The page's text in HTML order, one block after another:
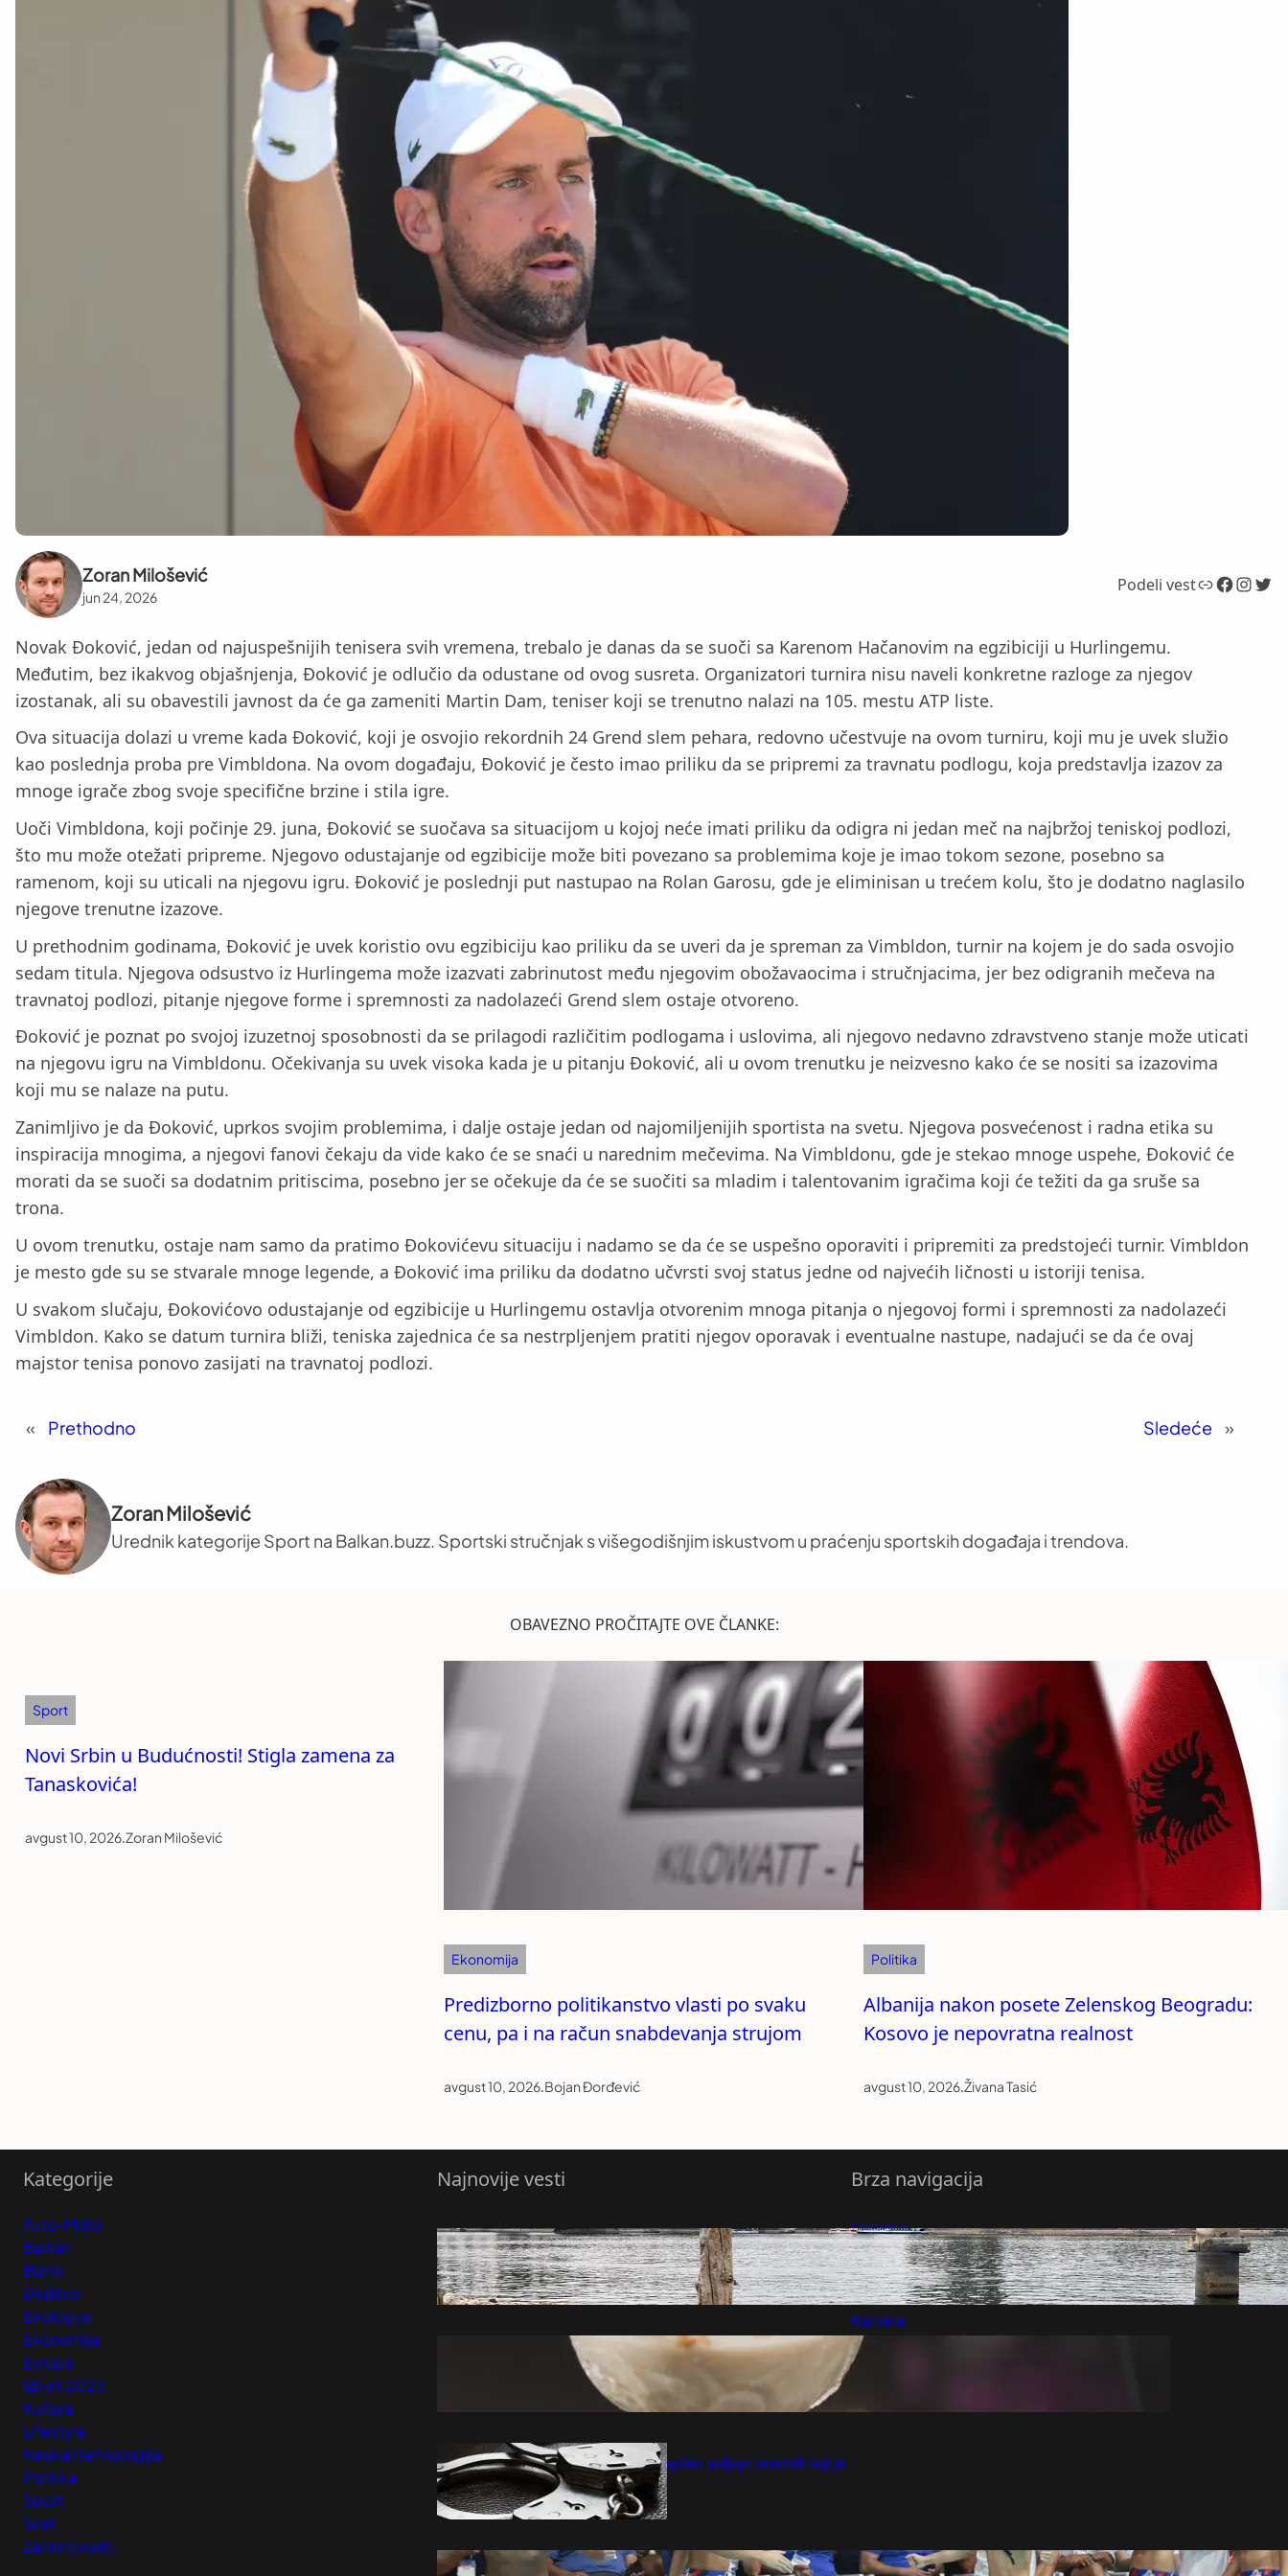
Zoran Milošević
jun 24, 2026
Podeli vestLink Facebook InstagramTwitter
Novak Đoković, jedan od najuspešnijih tenisera svih vremena, trebalo je danas da se suoči sa Karenom Hačanovim na egzibiciji u Hurlingemu.
Međutim, bez ikakvog objašnjenja, Đoković je odlučio da odustane od ovog susreta. Organizatori turnira nisu naveli konkretne razloge za njegov
izostanak, ali su obavestili javnost da će ga zameniti Martin Dam, teniser koji se trenutno nalazi na 105. mestu ATP liste.
Ova situacija dolazi u vreme kada Đoković, koji je osvojio rekordnih 24 Grend slem pehara, redovno učestvuje na ovom turniru, koji mu je uvek služio
kao poslednja proba pre Vimbldona. Na ovom događaju, Đoković je često imao priliku da se pripremi za travnatu podlogu, koja predstavlja izazov za
mnoge igrače zbog svoje specifične brzine i stila igre.
Uoči Vimbldona, koji počinje 29. juna, Đoković se suočava sa situacijom u kojoj neće imati priliku da odigra ni jedan meč na najbržoj teniskoj podlozi,
što mu može otežati pripreme. Njegovo odustajanje od egzibicije može biti povezano sa problemima koje je imao tokom sezone, posebno sa
ramenom, koji su uticali na njegovu igru. Đoković je poslednji put nastupao na Rolan Garosu, gde je eliminisan u trećem kolu, što je dodatno naglasilo
njegove trenutne izazove.
U prethodnim godinama, Đoković je uvek koristio ovu egzibiciju kao priliku da se uveri da je spreman za Vimbldon, turnir na kojem je do sada osvojio
sedam titula. Njegova odsustvo iz Hurlingema može izazvati zabrinutost među njegovim obožavaocima i stručnjacima, jer bez odigranih mečeva na
travnatoj podlozi, pitanje njegove forme i spremnosti za nadolazeći Grend slem ostaje otvoreno.
Đoković je poznat po svojoj izuzetnoj sposobnosti da se prilagodi različitim podlogama i uslovima, ali njegovo nedavno zdravstveno stanje može uticati
na njegovu igru na Vimbldonu. Očekivanja su uvek visoka kada je u pitanju Đoković, ali u ovom trenutku je neizvesno kako će se nositi sa izazovima
koji mu se nalaze na putu.
Zanimljivo je da Đoković, uprkos svojim problemima, i dalje ostaje jedan od najomiljenijih sportista na svetu. Njegova posvećenost i radna etika su
inspiracija mnogima, a njegovi fanovi čekaju da vide kako će se snaći u narednim mečevima. Na Vimbldonu, gde je stekao mnoge uspehe, Đoković će
morati da se suoči sa dodatnim pritiscima, posebno jer se očekuje da će se suočiti sa mladim i talentovanim igračima koji će težiti da ga sruše sa
trona.
U ovom trenutku, ostaje nam samo da pratimo Đokovićevu situaciju i nadamo se da će se uspešno oporaviti i pripremiti za predstojeći turnir. Vimbldon
je mesto gde su se stvarale mnoge legende, a Đoković ima priliku da dodatno učvrsti svoj status jedne od najvećih ličnosti u istoriji tenisa.
U svakom slučaju, Đokovićovo odustajanje od egzibicije u Hurlingemu ostavlja otvorenim mnoga pitanja o njegovoj formi i spremnosti za nadolazeći
Vimbldon. Kako se datum turnira bliži, teniska zajednica će sa nestrpljenjem pratiti njegov oporavak i eventualne nastupe, nadajući se da će ovaj
majstor tenisa ponovo zasijati na travnatoj podlozi.
« Prethodno Sledeće »
Zoran Milošević
Urednik kategorije Sport na Balkan.buzz. Sportski stručnjak s višegodišnjim iskustvom u praćenju sportskih događaja i trendova.
OBAVEZNO PROČITAJTE OVE ČLANKE:
Sport
Novi Srbin u Budućnosti! Stigla zamena za
Tanaskovića!
avgust 10, 2026.Zoran Milošević
Ekonomija
Predizborno politikanstvo vlasti po svaku
cenu, pa i na račun snabdevanja strujom
avgust 10, 2026.Bojan Đorđević
Politika
Albanija nakon posete Zelenskog Beogradu:
Kosovo je nepovratna realnost
avgust 10, 2026.Živana Tasić
Kategorije
Auto-Moto
Balkan
Biznis
Društvo
Ekologija
Ekonomija
Evropa
Izbori 2023
Kultura
Lifestyle
Nauka i tehnologija
Politika
Sport
Svet
Zanimljivosti
Najnovije vesti
Nizak vodostaj na Rajni rizikuje zastoj
teretnog saobraćaja,
avgust 10, 2026
Recept dana: Kremasti španski puding
od pirinča, savršen izbor kada vam se
jede nešto slatko
avgust 10, 2026
U Poljskoj uhapšen poljoprivrednik koji je
orao asfalt
avgust 10, 2026
vaterpolo svetsko prvenstvo zagreb srbija
Brza navigacija
O nama
Predloži Vest
Pretplatite se na vesti
Karijera
Marketing